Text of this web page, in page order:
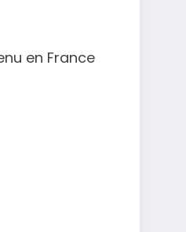
en France